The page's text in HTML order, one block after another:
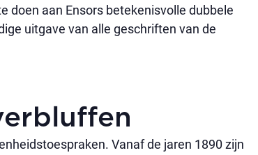
doen aan Ensors betekenisvolle dubbele
uitgave van alle geschriften van de
Vanaf de jaren 1890 zijn